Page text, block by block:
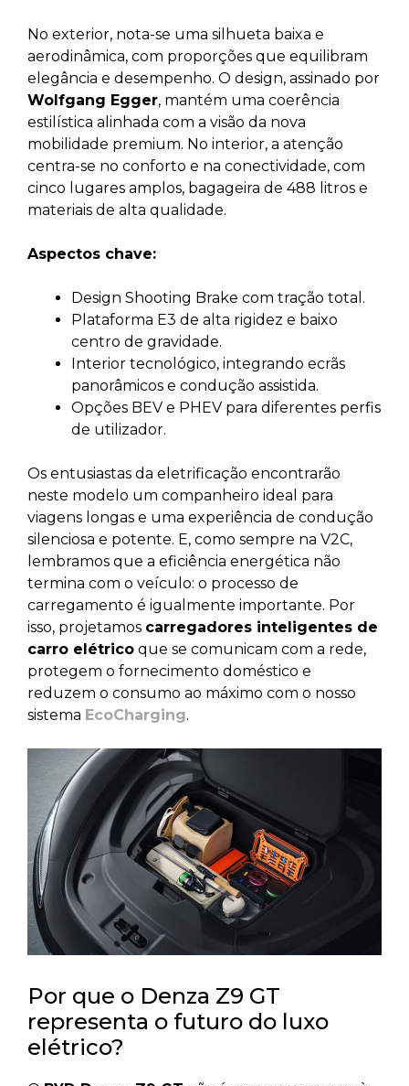
No exterior, nota-se uma silhueta baixa e
aerodinâmica, com proporções que equilibram
elegância e desempenho. O design, assinado por
Wolfgang Egger, mantém uma coerência
estilística alinhada com a visão da nova
mobilidade premium. No interior, a atenção
centra-se no conforto e na conectividade, com
cinco lugares amplos, bagageira de 488 litros e
materiais de alta qualidade.
Aspectos chave:
Design Shooting Brake com tração total.
Plataforma E3 de alta rigidez e baixo
centro de gravidade.
Interior tecnológico, integrando ecrãs
panorâmicos e condução assistida.
Opções BEV e PHEV para diferentes perfis
de utilizador.
Os entusiastas da eletrificação encontrarão
neste modelo um companheiro ideal para
viagens longas e uma experiência de condução
silenciosa e potente. E, como sempre na V2C,
lembramos que a eficiência energética não
termina com o veículo: o processo de
carregamento é igualmente importante. Por
isso, projetamos carregadores inteligentes de
carro elétrico que se comunicam com a rede,
protegem o fornecimento doméstico e
reduzem o consumo ao máximo com o nosso
sistema EcoCharging.
Por que o Denza Z9 GT
representa o futuro do luxo
elétrico?